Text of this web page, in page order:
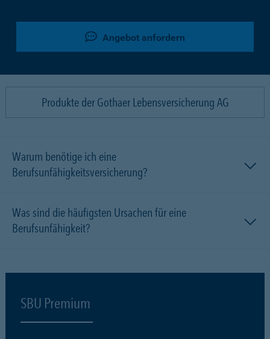
Angebot anfordern
Produkte der Gothaer Lebensversicherung AG
Warum benötige ich eine
Berufsunfähigkeitsversicherung?
Was sind die häufigsten Ursachen für eine
Berufsunfähigkeit?
SBU Premium